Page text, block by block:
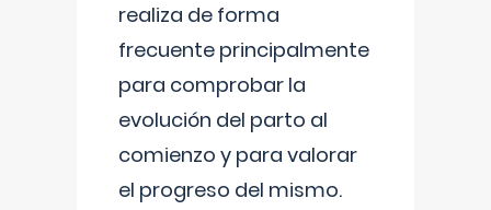
realiza de forma
frecuente principalmente
para comprobar la
evolución del parto al
comienzo y para valorar
el progreso del mismo.